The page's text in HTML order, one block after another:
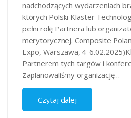
nadchodzących wydarzeniach
których Polski Klaster
pełni rolę Partnera lub
merytorycznej. Composite
Expo, Warszawa, 4-
Partnerem tych targów i
Zaplanowaliśmy organizację…
Czytaj dalej